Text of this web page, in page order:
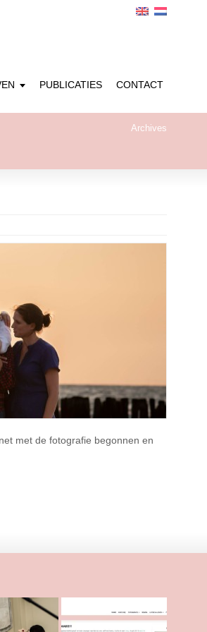
PUBLICATIES CONTACT
Archives
met de fotografie begonnen en